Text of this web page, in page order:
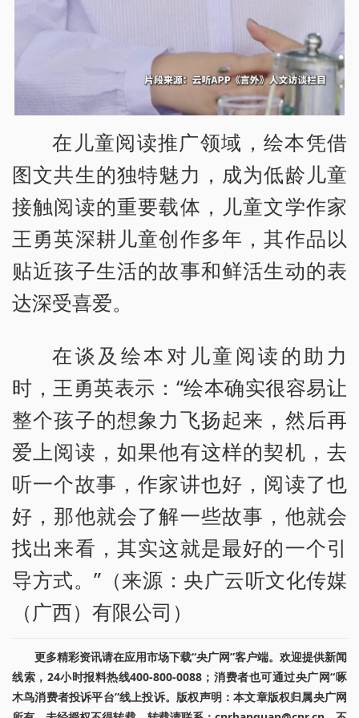
在儿童阅读推广领域，绘本凭借
图文共生的独特魅力，成为低龄儿童
接触阅读的重要载体，儿童文学作家
王勇英深耕儿童创作多年，其作品以
贴近孩子生活的故事和鲜活生动的表
达深受喜爱。
在谈及绘本对儿童阅读的助力
时，王勇英表示：“绘本确实很容易让
整个孩子的想象力飞扬起来，然后再
爱上阅读，如果他有这样的契机，去
听一个故事，作家讲也好，阅读了也
好，那他就会了解一些故事，他就会
找出来看，其实这就是最好的一个引
导方式。”（来源：央广云听文化传媒
（广西）有限公司）
更多精彩资讯请在应用市场下载“央广网”客户端。欢迎提供新闻
线索，24小时报料热线400-800-0088；消费者也可通过央广网“啄
木鸟消费者投诉平台”线上投诉。版权声明：本文章版权归属央广网